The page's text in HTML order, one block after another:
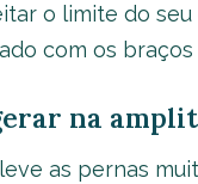
o limite do
com os
na
as pernas